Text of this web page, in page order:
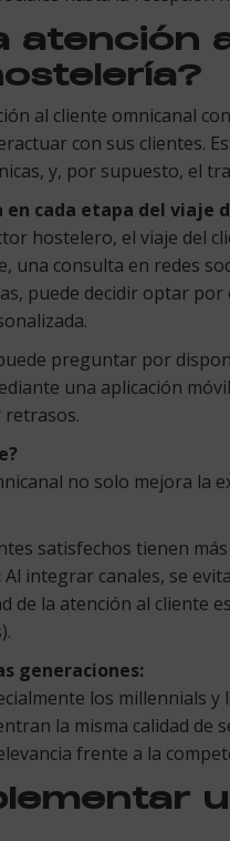
atención
al cliente omnicanal
con sus clientes.
y, por supuesto, el
en cada etapa del viaje
hostelero, el viaje del
una consulta en redes
puede decidir optar
preguntar por
una aplicación
no solo mejora la
satisfechos tienen
Al integrar canales, se
de la atención al cliente
generaciones:
los millennials
la misma calidad
frente a la